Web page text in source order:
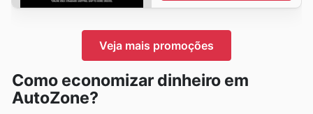
Veja mais promoções
Como economizar dinheiro em
AutoZone?